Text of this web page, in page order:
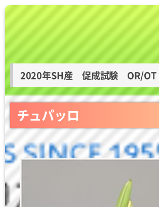
2020年SH産 促成試験 OR/
チュパッロ